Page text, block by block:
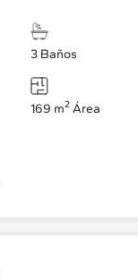
3 Baños
169 m2 Área